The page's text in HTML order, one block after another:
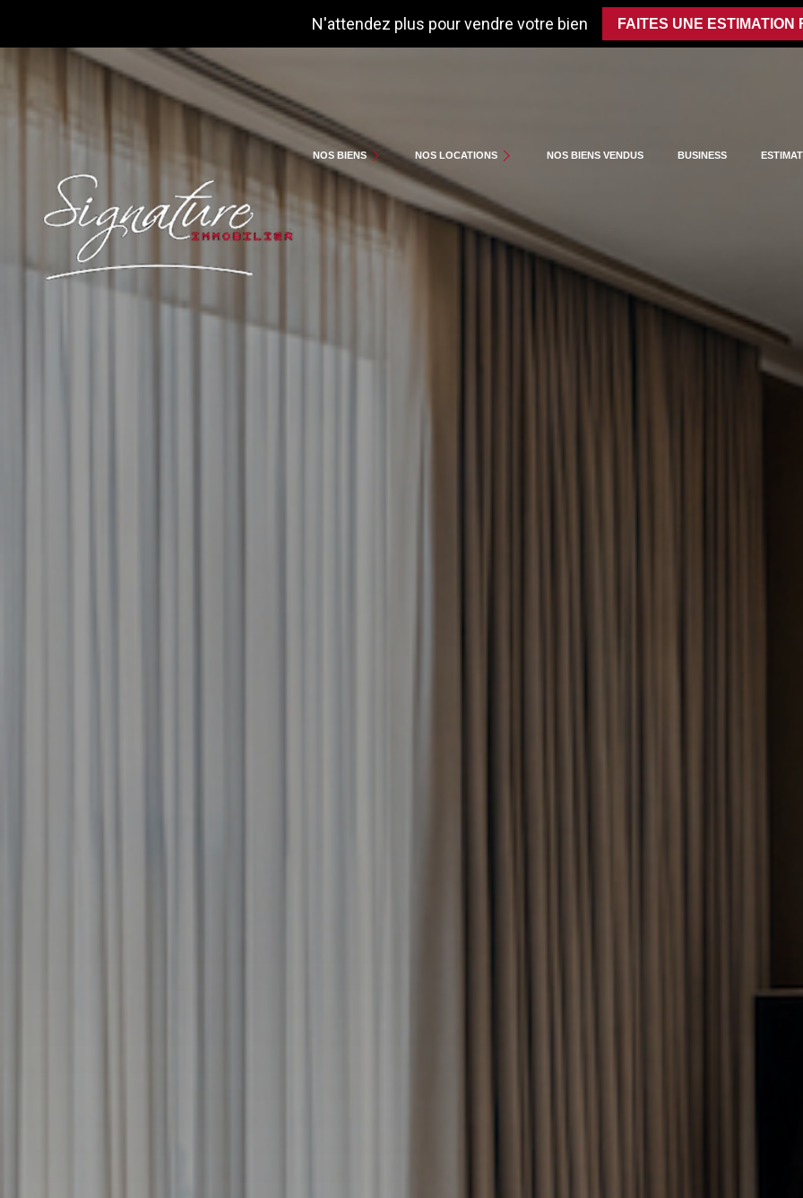
N'attendez plus pour vendre votre bien FAITES UNE ESTIMATION
NOS BIENS
MAISONS
APPARTEMENTS
AUTRES BIENS
NOS LOCATIONS
AUTRES BIENS
NOS BIENS VENDUS BUSINESS